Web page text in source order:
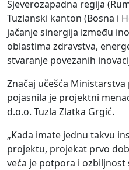
Sjeverozapadna regija
Tuzlanski kanton (Bosna i
jačanje sinergija između
oblastima zdravstva,
stvaranje povezanih
Značaj učešća
pojasnila je projektni
d.o.o. Tuzla Zlatka Grgić.
„Kada imate jednu takvu
projektu, projekat prvo
veća je potpora i